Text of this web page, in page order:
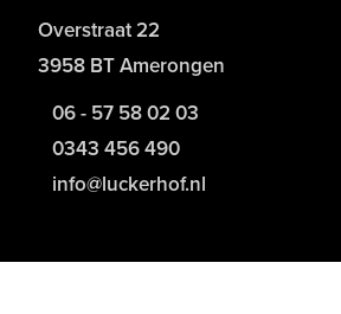
Overstraat 22
3958 BT Amerongen
06 - 57 58 02 03
0343 456 490
info@luckerhof.nl